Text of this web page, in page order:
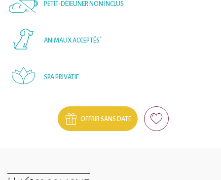
PETIT-DÉJEUNER NON INCLUS
ANIMAUX ACCEPTÉS*
SPA PRIVATIF
OFFRIR SANS DATE